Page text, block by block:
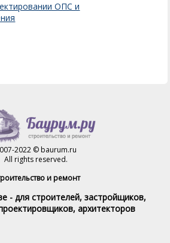
ОПС и
2022 © baurum.ru
All rights reserved.
и ремонт
- для строителей, застройщиков,
архитекторов